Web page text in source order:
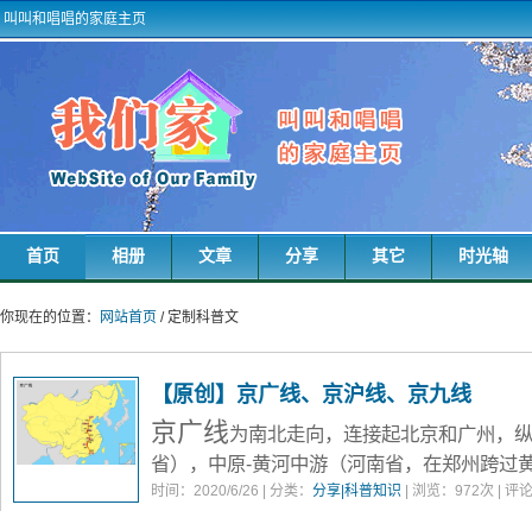
叫叫和唱唱的家庭主页
首页 相册 文章 分享 其它 时光轴
你现在的位置： 网站首页 / 定制科普文
【原创】京广线、京沪线、京九线
京广线为南北走向，连接起北京和广州，
省），中原-黄河中游（河南省，在郑州跨过
（湖北省），长江南岸支流-洞庭湖与湘江流
时间：2020/6/26 | 分类： 分享|科普知识 | 浏览： 972次 | 评